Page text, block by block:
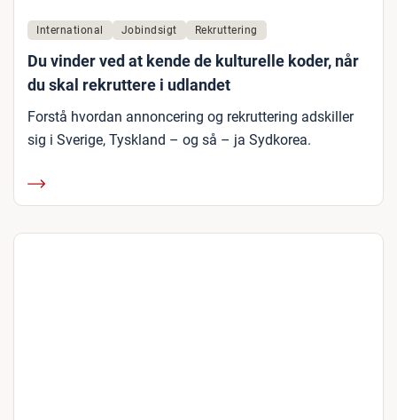
International Jobindsigt Rekruttering
Du vinder ved at kende de kulturelle koder, når
du skal rekruttere i udlandet
Forstå hvordan annoncering og rekruttering adskiller
sig i Sverige, Tyskland – og så – ja Sydkorea.